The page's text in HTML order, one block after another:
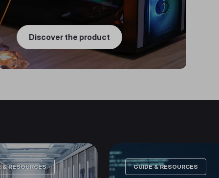
Discover the product
& RESOURCES GUIDE & RESOURCES